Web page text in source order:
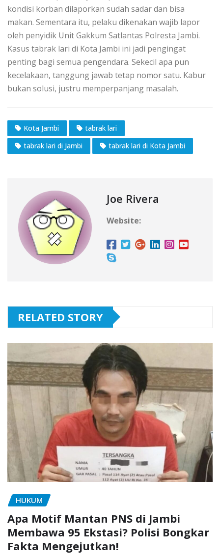
kondisi korban dilaporkan sudah sadar dan bisa
makan. Sementara itu, pelaku dikenakan wajib lapor
oleh penyidik Unit Gakkum Satlantas Polresta Jambi.
Kasus tabrak lari di Kota Jambi ini jadi pengingat
penting bagi semua pengendara. Sekecil apa pun
kecelakaan, tanggung jawab tetap nomor satu. Kabur
bukan solusi, justru memperpanjang masalah.
Kota Jambi
tabrak lari
tabrak lari di Jambi
tabrak lari di Kota Jambi
Joe Rivera
Website:
RELATED STORY
HUKUM
Apa Motif Mantan PNS di Jambi
Membawa 95 Ekstasi? Polisi Bongkar
Fakta Mengejutkan!